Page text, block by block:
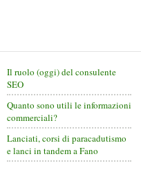
Il ruolo (oggi) del consulente
SEO
Quanto sono utili le informazioni
commerciali?
Lanciati, corsi di paracadutismo
e lanci in tandem a Fano